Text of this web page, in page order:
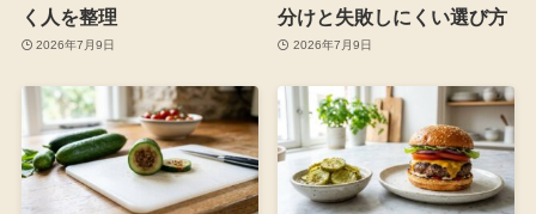
く人を整理
2026年7月9日
分けと失敗しにくい選び方
2026年7月9日